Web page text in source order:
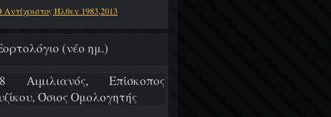
Αντίχριστος Ήλθεν 1983,2013
(νέο ημ.)
Αιμιλιανός, Επίσκοπος
Όσιος Ομολογητής